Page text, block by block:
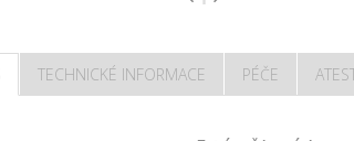
TECHNICKÉ INFORMACE PÉČE